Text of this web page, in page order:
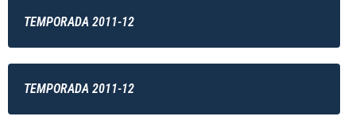
TEMPORADA 2011-12
TEMPORADA 2011-12